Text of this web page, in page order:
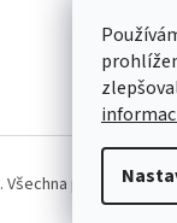
. Všechna práva